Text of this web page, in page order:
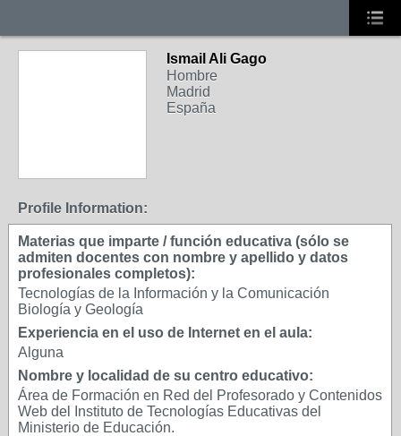
Ismail Ali Gago
Hombre
Madrid
España
Profile Information:
Materias que imparte / función educativa (sólo se
admiten docentes con nombre y apellido y datos
profesionales completos):
Tecnologías de la Información y la Comunicación
Biología y Geología
Experiencia en el uso de Internet en el aula:
Alguna
Nombre y localidad de su centro educativo:
Área de Formación en Red del Profesorado y Contenidos
Web del Instituto de Tecnologías Educativas del
Ministerio de Educación.